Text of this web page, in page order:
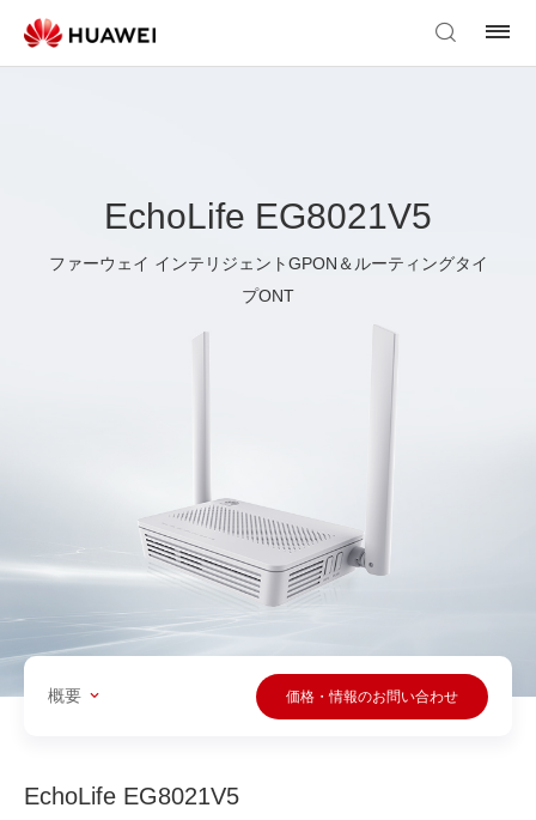
EchoLife EG8021V5
ファーウェイ インテリジェントGPON＆ルーティングタイ
プONT
概要 価格・情報のお問い合わせ
EchoLife EG8021V5